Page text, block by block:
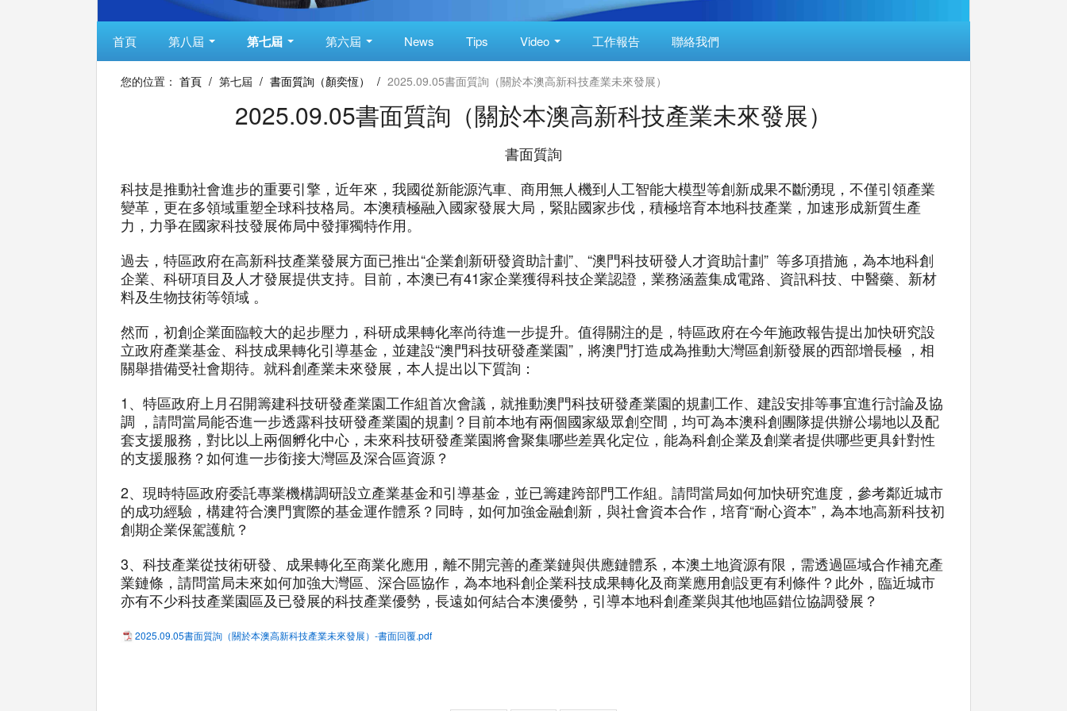
首頁 第八屆 第七屆 第六屆 News Tips Video 工作報告 聯絡我們
您的位置： 首頁 / 第七屆 / 書面質詢（顏奕恆） / 2025.09.05書面質詢（關於本澳高新科技產業未來發展）
2025.09.05書面質詢（關於本澳高新科技產業未來發展）
書面質詢
科技是推動社會進步的重要引擎，近年來，我國從新能源汽車、商用無人機到人工智能大模型等創新成果不斷湧現，不僅引領產業
變革，更在多領域重塑全球科技格局。本澳積極融入國家發展大局，緊貼國家步伐，積極培育本地科技產業，加速形成新質生產
力，力爭在國家科技發展佈局中發揮獨特作用。
過去，特區政府在高新科技產業發展方面已推出“企業創新研發資助計劃”、“澳門科技研發人才資助計劃” 等多項措施，為本地科創
企業、科研項目及人才發展提供支持。目前，本澳已有41家企業獲得科技企業認證，業務涵蓋集成電路、資訊科技、中醫藥、新材
料及生物技術等領域 。
然而，初創企業面臨較大的起步壓力，科研成果轉化率尚待進一步提升。值得關注的是，特區政府在今年施政報告提出加快研究設
立政府產業基金、科技成果轉化引導基金，並建設“澳門科技研發產業園”，將澳門打造成為推動大灣區創新發展的西部增長極 ，相
關舉措備受社會期待。就科創產業未來發展，本人提出以下質詢：
1、特區政府上月召開籌建科技研發產業園工作組首次會議，就推動澳門科技研發產業園的規劃工作、建設安排等事宜進行討論及協
調 ，請問當局能否進一步透露科技研發產業園的規劃？目前本地有兩個國家級眾創空間，均可為本澳科創團隊提供辦公場地以及配
套支援服務，對比以上兩個孵化中心，未來科技研發產業園將會聚集哪些差異化定位，能為科創企業及創業者提供哪些更具針對性
的支援服務？如何進一步銜接大灣區及深合區資源？
2、現時特區政府委託專業機構調研設立產業基金和引導基金，並已籌建跨部門工作組。請問當局如何加快研究進度，參考鄰近城市
的成功經驗，構建符合澳門實際的基金運作體系？同時，如何加強金融創新，與社會資本合作，培育“耐心資本”，為本地高新科技初
創期企業保駕護航？
3、科技產業從技術研發、成果轉化至商業化應用，離不開完善的產業鏈與供應鏈體系，本澳土地資源有限，需透過區域合作補充產
業鏈條，請問當局未來如何加強大灣區、深合區協作，為本地科創企業科技成果轉化及商業應用創設更有利條件？此外，臨近城市
亦有不少科技產業園區及已發展的科技產業優勢，長遠如何結合本澳優勢，引導本地科創產業與其他地區錯位協調發展？
2025.09.05書面質詢（關於本澳高新科技產業未來發展）-書面回覆.pdf